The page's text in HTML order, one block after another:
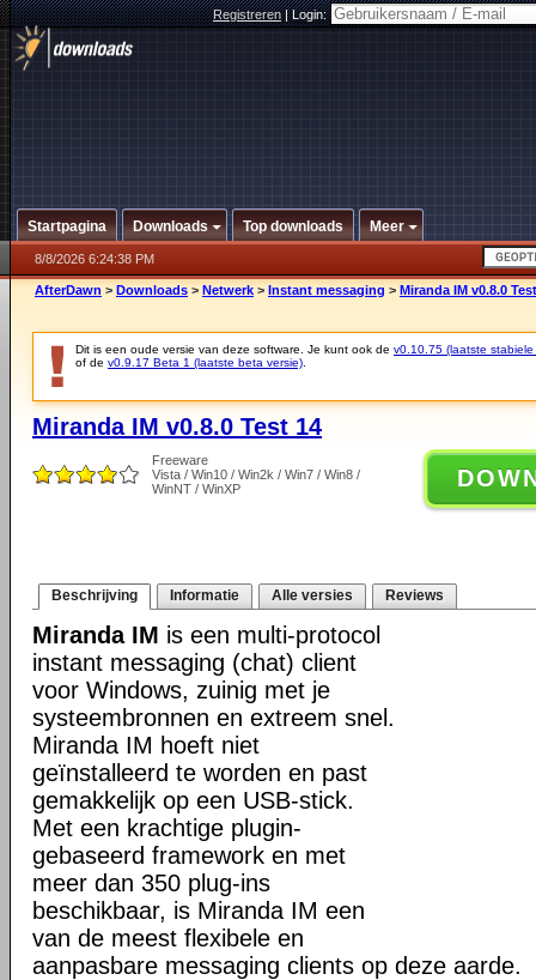
Registreren|Login:
Startpagina Downloads Top downloads Meer
8/8/2026 6:24:38 PM
AfterDawn > Downloads > Netwerk > Instant messaging > Miranda IM v0.8.0
Dit is een oude versie van deze software. Je kunt ook de v0.10.75 (laatste stabiele
of de v0.9.17 Beta 1 (laatste beta versie)
Miranda IM v0.8.0 Test 14
Freeware
Vista / Win10 / Win2k / Win7 / Win8 /
WinNT / WinXP
Beschrijving Informatie Alle versies Reviews
Miranda IM is een multi-protocol
instant messaging (chat) client
voor Windows, zuinig met je
systeembronnen en extreem snel.
Miranda IM hoeft niet
geïnstalleerd te worden en past
gemakkelijk op een USB-stick.
Met een krachtige plugin-
gebaseerd framework en met
meer dan 350 plug-ins
beschikbaar, is Miranda IM een
van de meest flexibele en
aanpasbare messaging clients op deze aarde.